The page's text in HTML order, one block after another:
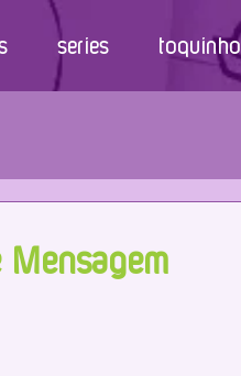
series toquinho